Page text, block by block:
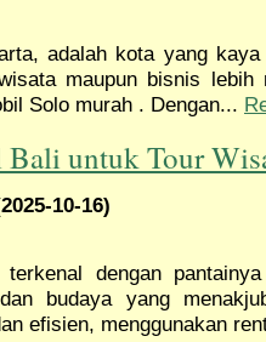
adalah kota yang
maupun bisnis
Solo murah . Dengan...
untuk Tour
10-16)
dengan
budaya yang
efisien, menggunakan